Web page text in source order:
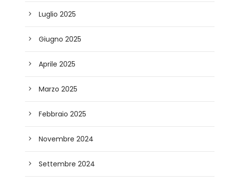
Luglio 2025
Giugno 2025
Aprile 2025
Marzo 2025
Febbraio 2025
Novembre 2024
Settembre 2024